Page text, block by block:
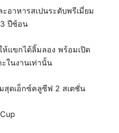
อาหารสเปนระดับพรีเมี่ยม
3 ปีซ้อน
ห้แขกได้ลิ้มลอง พร้อมเปิด
ในงานเท่านั้น
สุดเอ็กซ์คลูซีฟ 2 สเตชั่น